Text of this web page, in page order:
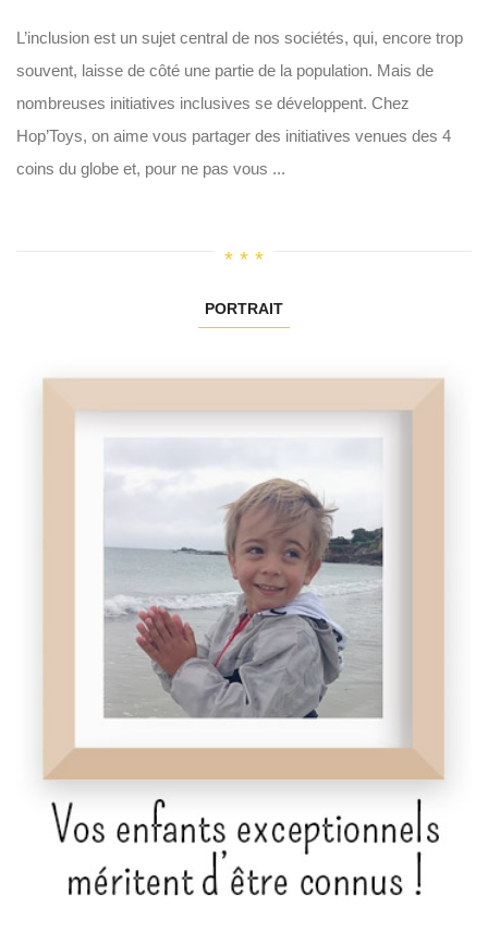
L’inclusion est un sujet central de nos sociétés, qui, encore trop
souvent, laisse de côté une partie de la population. Mais de
nombreuses initiatives inclusives se développent. Chez
Hop’Toys, on aime vous partager des initiatives venues des 4
coins du globe et, pour ne pas vous ...
PORTRAIT